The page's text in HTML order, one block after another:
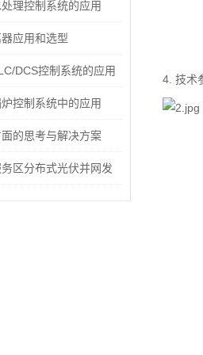
理控制系统的应用
应用和选型
DCS控制系统的应用
控制系统中的应用
的思考与解决方案
区分布式光伏并网发
4. 技术